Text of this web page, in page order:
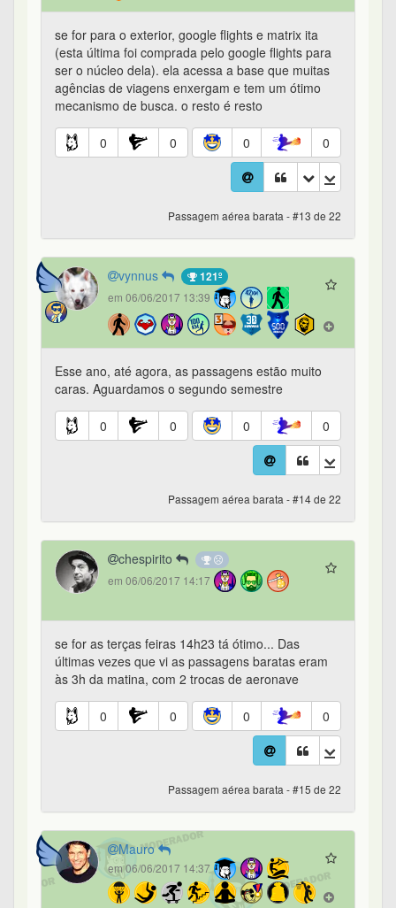
se for para o exterior, google flights e matrix ita
(esta última foi comprada pelo google flights para
ser o núcleo dela). ela acessa a base que muitas
agências de viagens enxergam e tem um ótimo
mecanismo de busca. o resto é resto
0 0 0 0
Passagem aérea barata - #13 de 22
vynnus 121º
em 06/06/2017 13:39
Esse ano, até agora, as passagens estão muito
caras. Aguardamos o segundo semestre
0 0 0 0
Passagem aérea barata - #14 de 22
chespirito
em 06/06/2017 14:17
se for as terças feiras 14h23 tá ótimo... Das
últimas vezes que vi as passagens baratas eram
às 3h da matina, com 2 trocas de aeronave
0 0 0 0
Passagem aérea barata - #15 de 22
Mauro
em 06/06/2017 14:37